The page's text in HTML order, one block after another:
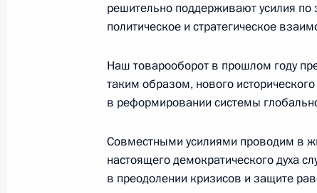
4 февраля 2022 года, пятница
Российско-китайские переговоры
3 февраля 2022 года, четверг
решительно поддерживают усилия по
политическое и стратегическое
Наш товарооборот в прошлом году
таким образом, нового
в реформировании системы
Совместными усилиями проводим в
настоящего демократического духа
в преодолении кризисов и защите